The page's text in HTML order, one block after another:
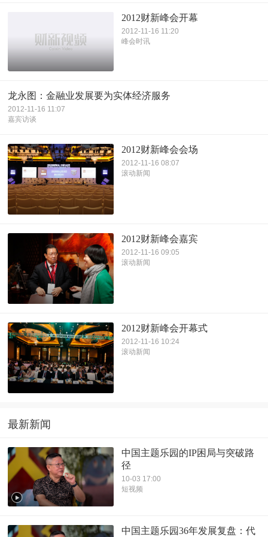
2012财新峰会开幕
2012-11-16 11:20
峰会时讯
龙永图：金融业发展要为实体经济服务
2012-11-16 11:07
嘉宾访谈
2012财新峰会会场
2012-11-16 08:07
滚动新闻
2012财新峰会嘉宾
2012-11-16 09:05
滚动新闻
2012财新峰会开幕式
2012-11-16 10:24
滚动新闻
最新新闻
中国主题乐园的IP困局与突破路
径
10-03 17:00
短视频
中国主题乐园36年发展复盘：代